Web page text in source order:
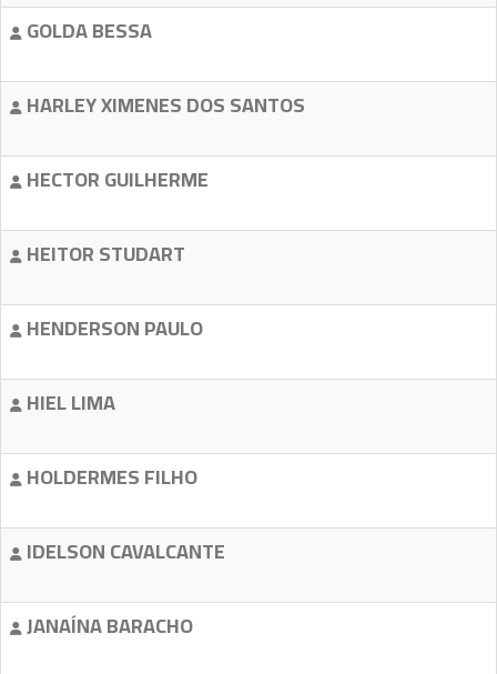
GOLDA BESSA
HARLEY XIMENES DOS SANTOS
HECTOR GUILHERME
HEITOR STUDART
HENDERSON PAULO
HIEL LIMA
HOLDERMES FILHO
IDELSON CAVALCANTE
JANAÍNA BARACHO